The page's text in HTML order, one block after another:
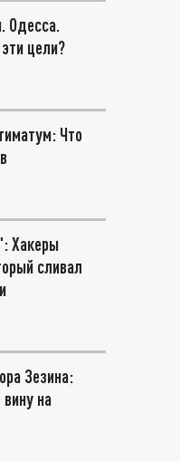
Одесса.
цели?
Что
Хакеры
сливал
Зезина:
на